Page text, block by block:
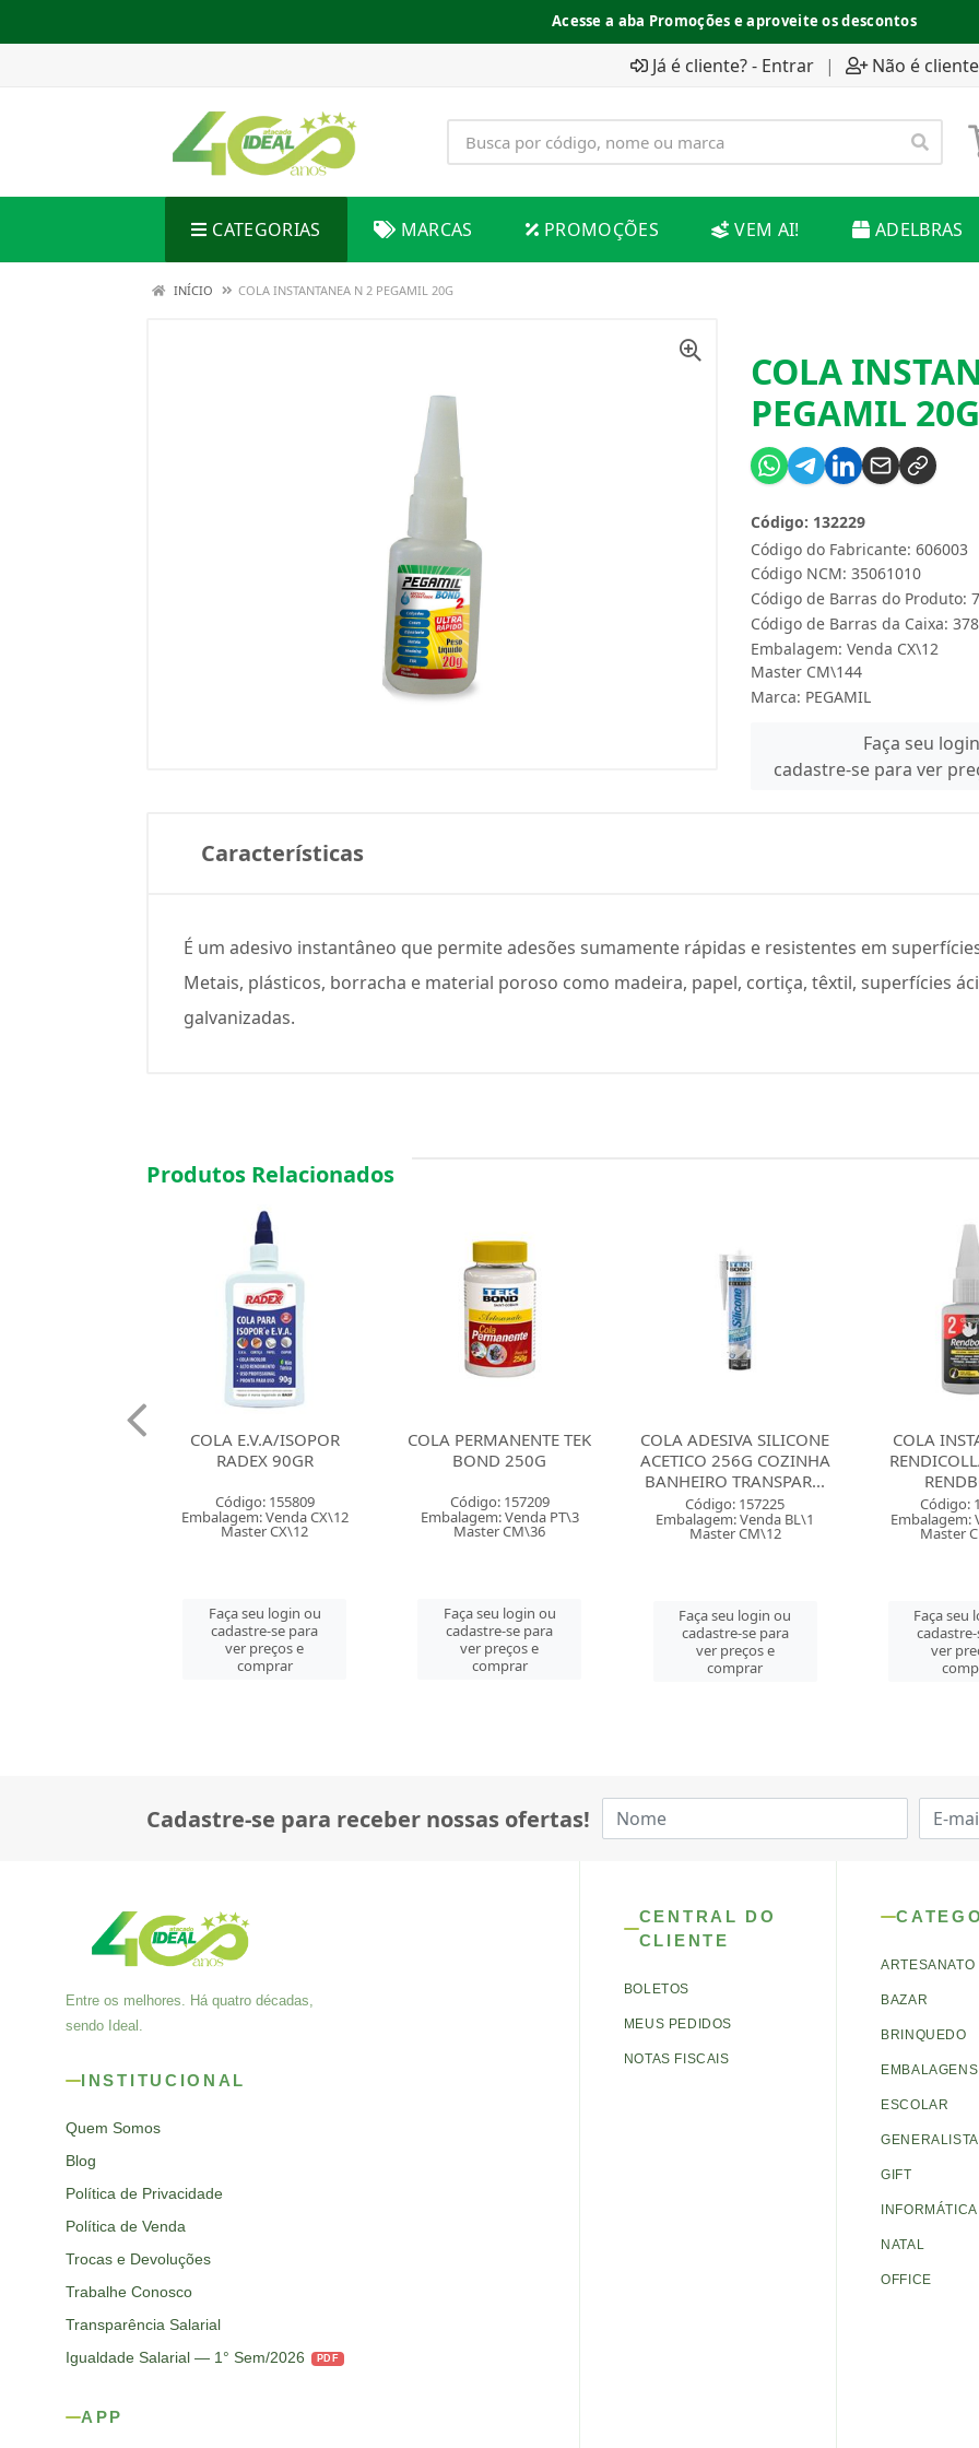
Acesse a aba Promoções e aproveite os descontos
Já é cliente? - Entrar | Não é
CATEGORIAS MARCAS PROMOÇÕES VEM AI! ADELBRAS
INÍCIO COLA INSTANTANEA N 2 PEGAMIL 20G
COLA
PEGAMIL 20G
Código do Fabricante: 606003
Código: 132229
Código NCM: 35061010
Código de Barras do Produto:
Código de Barras da Caixa:
Embalagem: Venda CX\12
Master CM\144
Marca: PEGAMIL
Faça seu
cadastre-se para ver
Características
É um adesivo instantâneo que permite adesões sumamente rápidas e resistentes em
Metais, plásticos, borracha e material poroso como madeira, papel, cortiça, têxtil, superfícies
galvanizadas.
Produtos Relacionados
COLA PERMANENTE TEK
BOND 250G
Código: 157209
Embalagem: Venda PT\3
Master CM\36
Faça seu login ou
cadastre-se para
ver preços e
comprar
COLA ADESIVA SILICONE
ACETICO 256G COZINHA
Código: 157225
Embalagem: Venda BL\1
Master CM\12
Faça seu login ou
cadastre-se para
ver preços e
comprar
COLA INSTANTANEA
RENDICOLLA N2 20G
RENDBOND
Código: 159799
Embalagem: Venda PC\1
Master CM\120
Faça seu login ou
cadastre-se para
ver preços e
comprar
COLA
PEGAMIL
Código:
Embalagem:
Master
Faça seu
ver
Cadastre-se para receber nossas ofertas!
Entre os melhores. Há quatro décadas,
sendo Ideal.
INSTITUCIONAL
Quem Somos
Blog
Política de Privacidade
Política de Venda
Trocas e Devoluções
Trabalhe Conosco
Transparência Salarial
Igualdade Salarial — 1° Sem/2026
PDF
APP
CENTRAL DO
CLIENTE
BOLETOS
MEUS PEDIDOS
NOTAS FISCAIS
ARTESANATO
BAZAR
BRINQUEDO
ESCOLAR
GENERALISTA
GIFT
INFORMÁTICA
NATAL
OFFICE